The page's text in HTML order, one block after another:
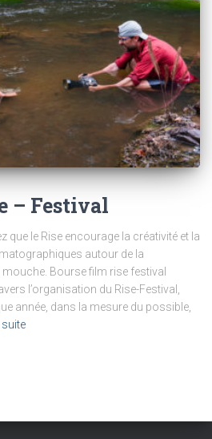
– Festival
que le Rise encourage la créativité et la
autour de la
Bourse film rise festival
l’organisation du Rise-Festival,
année, dans la mesure du possible,
suite